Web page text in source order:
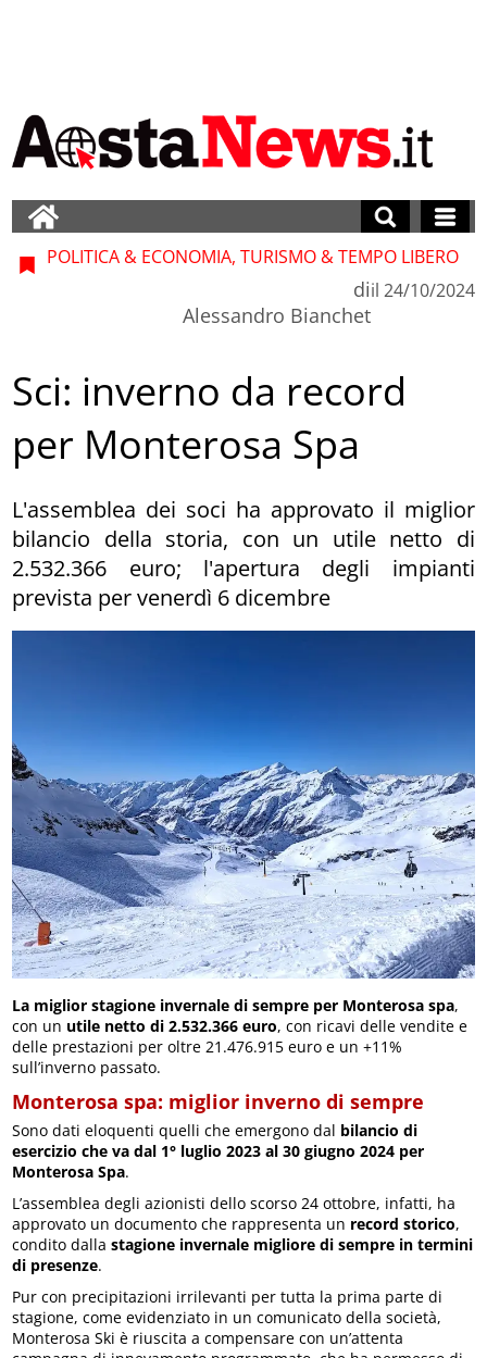
POLITICA & ECONOMIA, TURISMO & TEMPO LIBERO
di
Alessandro Bianchet
il 24/10/2024
Sci: inverno da record
per Monterosa Spa
L'assemblea dei soci ha approvato il miglior
bilancio della storia, con un utile netto di
2.532.366 euro; l'apertura degli impianti
prevista per venerdì 6 dicembre
La miglior stagione invernale di sempre per Monterosa spa,
con un utile netto di 2.532.366 euro, con ricavi delle vendite e
delle prestazioni per oltre 21.476.915 euro e un +11%
sull’inverno passato.
Monterosa spa: miglior inverno di sempre
Sono dati eloquenti quelli che emergono dal bilancio di
esercizio che va dal 1° luglio 2023 al 30 giugno 2024 per
Monterosa Spa.
L’assemblea degli azionisti dello scorso 24 ottobre, infatti, ha
approvato un documento che rappresenta un record storico,
condito dallastagione invernale migliore di sempre in termini
di presenze.
Pur con precipitazioni irrilevanti per tutta la prima parte di
stagione, come evidenziato in un comunicato della società,
Monterosa Ski è riuscita a compensare con un’attenta